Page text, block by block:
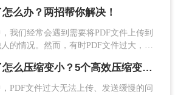
“PDF压缩”功能。
要的步骤。那么pdf过大上传不了怎么压
介绍几种实用的方法，帮助你将过大的
便顺利上传。
么办？两招帮你解决！
我们经常会遇到需要将PDF文件上传到
的情况。然而，有时PDF文件过大，导
件过大无法上传的方法，帮助你轻松应
pdf过大上传不了怎么压缩变小？5个高效压缩变小方法！
PDF文件过大无法上传、发送缓慢的问